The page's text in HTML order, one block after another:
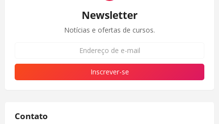
Newsletter
Notícias e ofertas de cursos.
Contato